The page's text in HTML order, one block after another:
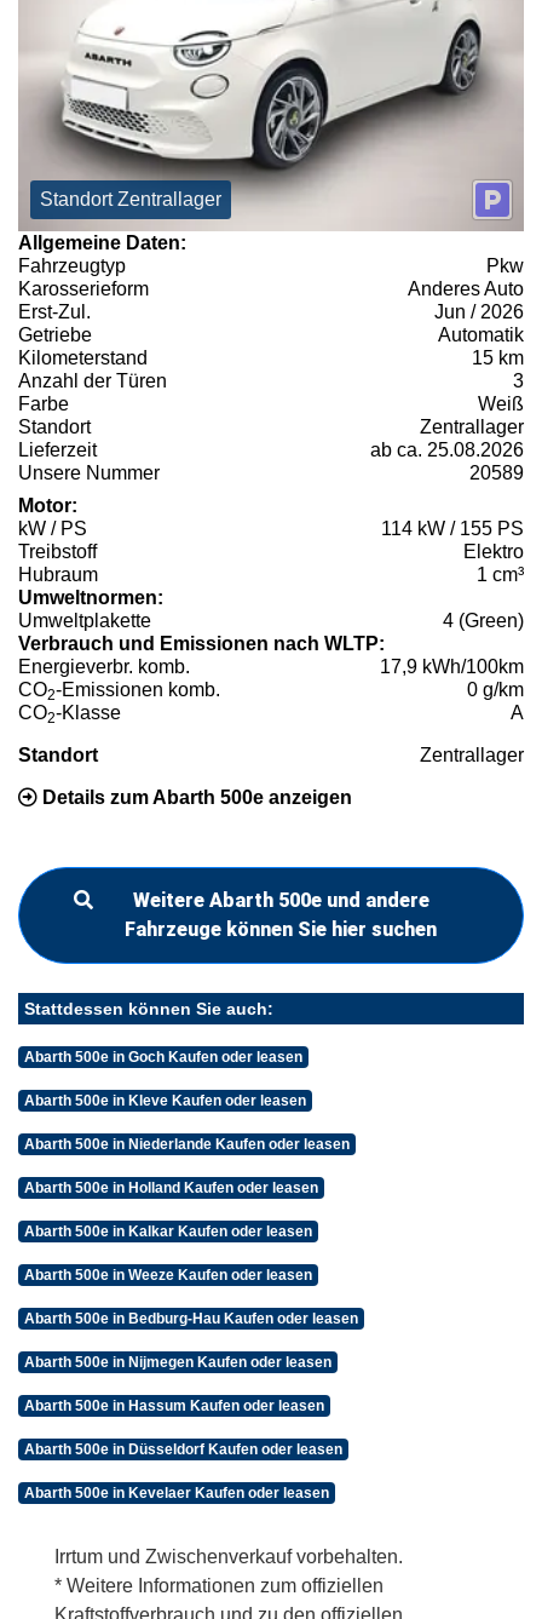
Standort Zentrallager
Allgemeine Daten:
Fahrzeugtyp
Pkw
Karosserieform
Anderes Auto
Erst-Zul.
Jun / 2026
Getriebe
Automatik
Kilometerstand
15 km
Anzahl der Türen
3
Farbe
Weiß
Standort
Zentrallager
Lieferzeit
ab ca. 25.08.2026
Unsere Nummer
20589
Motor:
kW / PS
114 kW / 155 PS
Treibstoff
Elektro
Hubraum
1 cm³
Umweltnormen:
Umweltplakette
4 (Green)
Verbrauch und Emissionen nach WLTP:
Energieverbr. komb.
17,9 kWh/100km
CO2-Emissionen komb.
0 g/km
CO2-Klasse A
Standort Zentrallager
Details zum Abarth 500e anzeigen
Weitere Abarth 500e und andere
Fahrzeuge können Sie hier suchen
Stattdessen können Sie auch:
Abarth 500e in Goch Kaufen oder leasen
Abarth 500e in Kleve Kaufen oder leasen
Abarth 500e in Niederlande Kaufen oder leasen
Abarth 500e in Holland Kaufen oder leasen
Abarth 500e in Kalkar Kaufen oder leasen
Abarth 500e in Weeze Kaufen oder leasen
Abarth 500e in Bedburg-Hau Kaufen oder leasen
Abarth 500e in Nijmegen Kaufen oder leasen
Abarth 500e in Hassum Kaufen oder leasen
Abarth 500e in Düsseldorf Kaufen oder leasen
Abarth 500e in Kevelaer Kaufen oder leasen
Irrtum und Zwischenverkauf vorbehalten.
* Weitere Informationen zum offiziellen